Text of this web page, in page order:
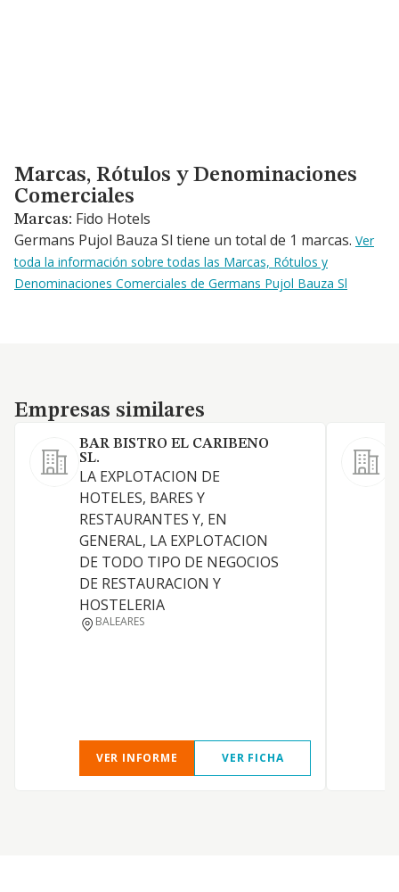
Marcas, Rótulos y Denominaciones Comerciales
Marcas, Rótulos y Denominaciones
Comerciales
Marcas: Fido Hotels
Germans Pujol Bauza Sl tiene un total de 1 marcas. Ver
toda la información sobre todas las Marcas, Rótulos y
Denominaciones Comerciales de Germans Pujol Bauza Sl
Empresas similares
Empresas similares
BAR BISTRO EL CARIBENO
SL.
LA EXPLOTACION DE
HOTELES, BARES Y
RESTAURANTES Y, EN
GENERAL, LA EXPLOTACION
DE TODO TIPO DE NEGOCIOS
DE RESTAURACION Y
HOSTELERIA
BALEARES
VER INFORME VER FICHA